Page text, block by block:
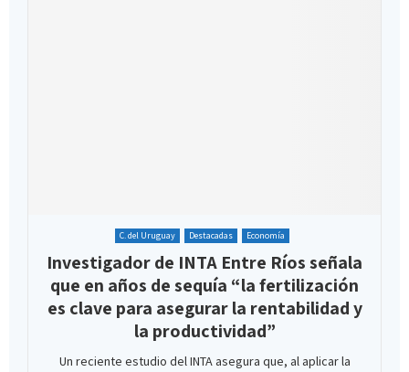
C. del Uruguay Destacadas Economía
Investigador de INTA Entre Ríos señala
que en años de sequía “la fertilización
es clave para asegurar la rentabilidad y
la productividad”
Un reciente estudio del INTA asegura que, al aplicar la